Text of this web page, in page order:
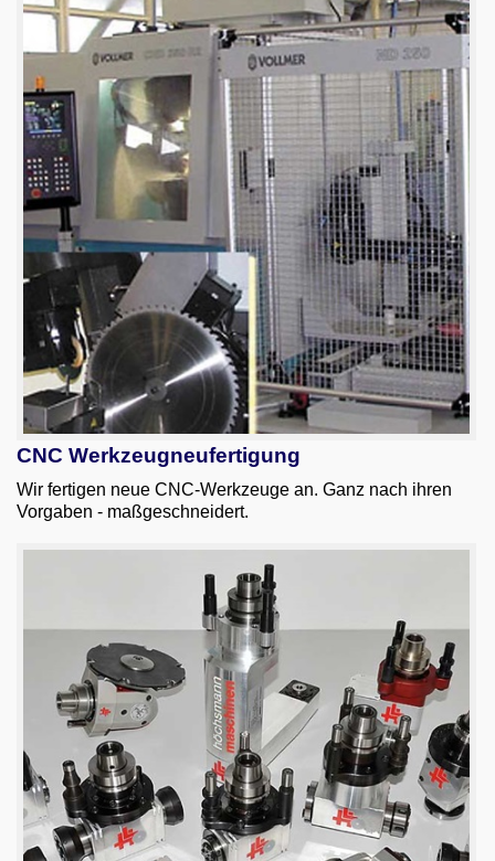
CNC Werkzeugneufertigung
Wir fertigen neue CNC-Werkzeuge an. Ganz nach ihren
Vorgaben - maßgeschneidert.